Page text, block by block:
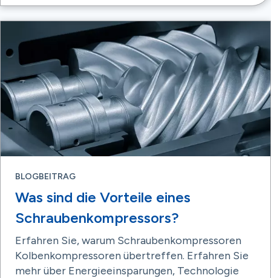
BLOGBEITRAG
Was sind die Vorteile eines
Schraubenkompressors?
Erfahren Sie, warum Schraubenkompressoren
Kolbenkompressoren übertreffen. Erfahren Sie
mehr über Energieeinsparungen, Technologie